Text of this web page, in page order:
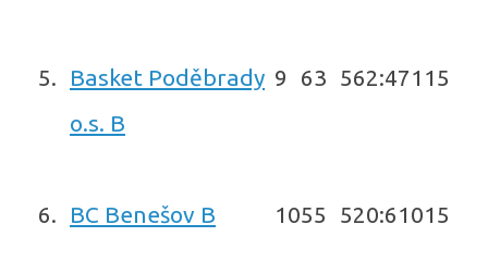
5.
Basket Poděbrady
o.s. B
9 63 562:471 15
6. BC Benešov B 1055 520:61015